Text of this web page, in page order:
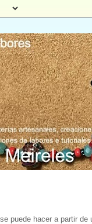
puede hacer a partir